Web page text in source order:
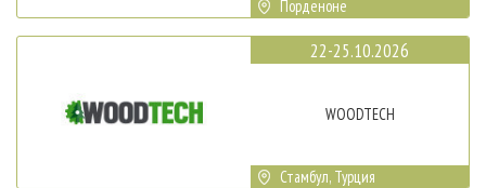
Порденоне
22-25.10.2026
WOODTECH
Стамбул, Турция